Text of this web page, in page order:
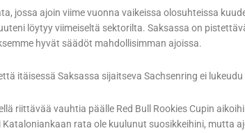
jossa ajoin viime vuonna vaikeissa olosuhteissa
löytyy viimeiseltä sektorilta. Saksassa on
hyvät säädöt mahdollisimman ajoissa.
itäisessä Saksassa sijaitseva Sachsenring ei
riittävää vauhtia päälle Red Bull Rookies Cupin
Kataloniankaan rata ole kuulunut suosikkeihini, mutta